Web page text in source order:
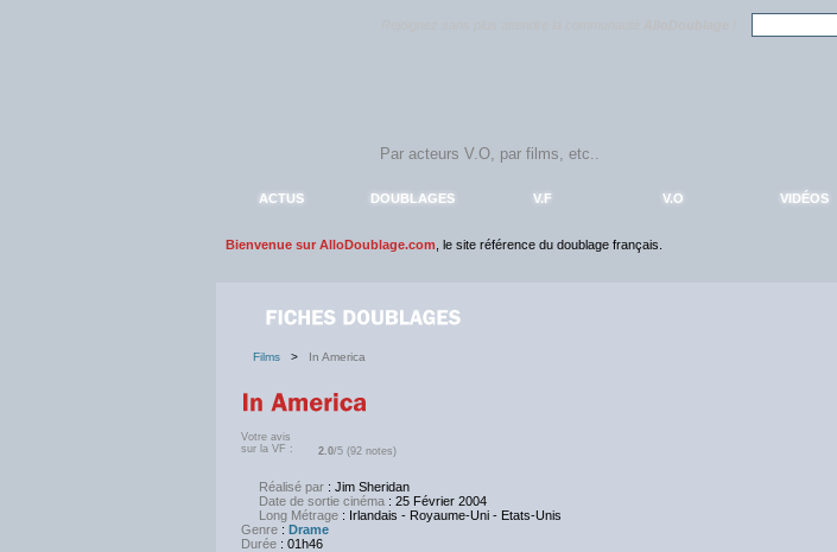
ACTUS DOUBLAGES V.F V.O VIDÉOS
Bienvenue sur AlloDoublage.com , le site référence du doublage français.
Films > In America
Votre avis
sur la VF :
2.0/5 (92 notes)
Réalisé par : Jim Sheridan
Date de sortie cinéma : 25 Février 2004
Long Métrage : Irlandais - Royaume-Uni - Etats-Unis
Genre : Drame
Durée : 01h46